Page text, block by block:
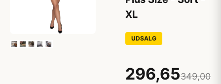
XL
UDSALG
296,65349,00